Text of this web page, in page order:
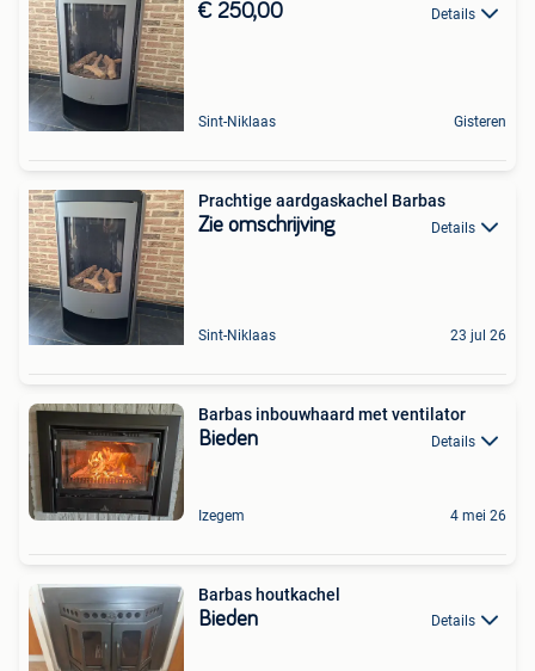
€ 250,00 Details
Sint-Niklaas Gisteren
Prachtige aardgaskachel Barbas
Zie omschrijving Details
Sint-Niklaas 23 jul 26
Barbas inbouwhaard met ventilator
Bieden Details
Izegem 4 mei 26
Barbas houtkachel
Bieden Details